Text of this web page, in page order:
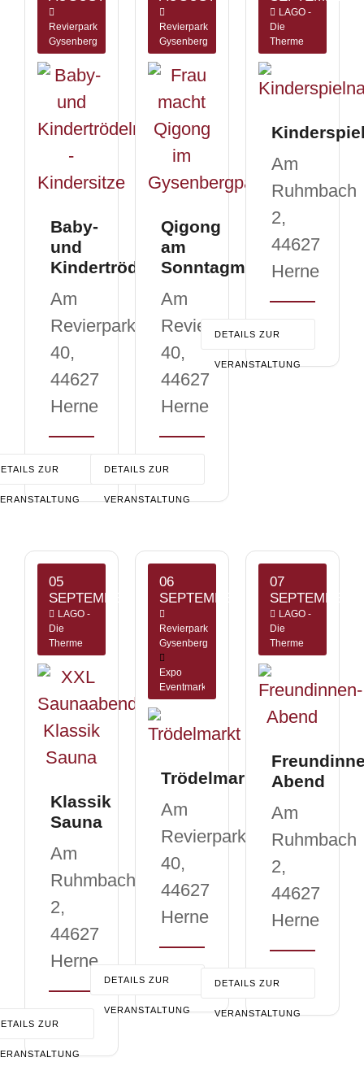
Karriere
Revierpark
Gysenberg
Baby-
und
Kindertrödelmarkt
Am
Revierpark
40,
44627
Herne
ZUR
Revierpark
Gysenberg
Qigong
am
Sonntagmorgen
Am
Revierpark
40,
44627
Herne
DETAILS ZUR
VERANSTALTUNG
LAGO -
Die
Therme
Am
Ruhmbach
2,
44627
Herne
DETAILS ZUR
VERANSTALTUNG
05
SEPTEMBER
LAGO -
Die
Therme
Klassik
Sauna
Am
Ruhmbach
2,
44627
Herne
ZUR
06
SEPTEMBER
Revierpark
Gysenberg
Expo
Eventmarketing
Trödelmarkt
Am
Revierpark
40,
44627
Herne
DETAILS ZUR
VERANSTALTUNG
07
SEPTEMBER
LAGO -
Die
Therme
Abend
Am
Ruhmbach
2,
44627
Herne
DETAILS ZUR
VERANSTALTUNG